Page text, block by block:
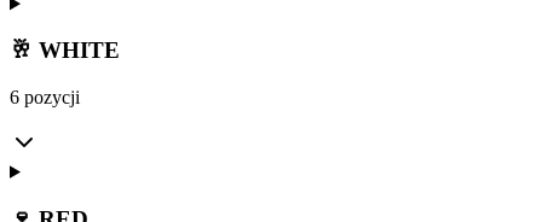
🥂 WHITE
6 pozycji